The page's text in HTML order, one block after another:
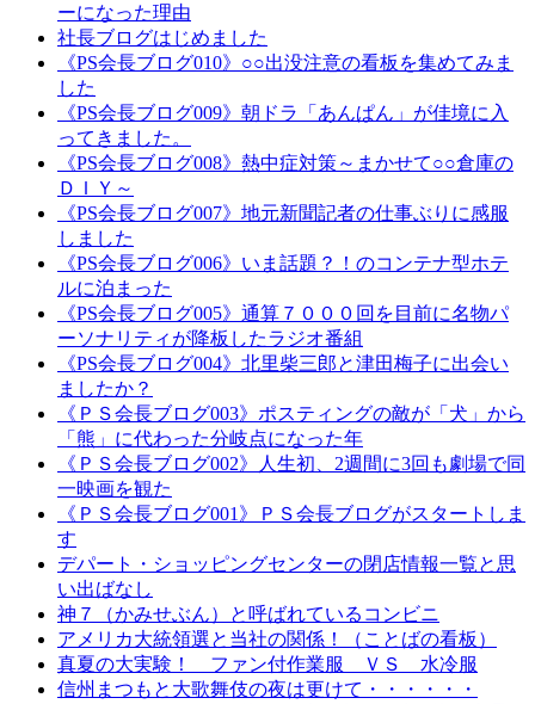
ーになった理由
社長ブログはじめました
《PS会長ブログ010》○○出没注意の看板を集めてみま
した
《PS会長ブログ009》朝ドラ「あんぱん」が佳境に入
ってきました。
《PS会長ブログ008》熱中症対策～まかせて○○倉庫の
ＤＩＹ～
《PS会長ブログ007》地元新聞記者の仕事ぶりに感服
しました
《PS会長ブログ006》いま話題？！のコンテナ型ホテ
ルに泊まった
《PS会長ブログ005》通算７０００回を目前に名物パ
ーソナリティが降板したラジオ番組
《PS会長ブログ004》北里柴三郎と津田梅子に出会い
ましたか？
《ＰＳ会長ブログ003》ポスティングの敵が「犬」から
「熊」に代わった分岐点になった年
《ＰＳ会長ブログ002》人生初、2週間に3回も劇場で同
一映画を観た
《ＰＳ会長ブログ001》ＰＳ会長ブログがスタートしま
す
デパート・ショッピングセンターの閉店情報一覧と思
い出ばなし
神７（かみせぶん）と呼ばれているコンビニ
アメリカ大統領選と当社の関係！（ことばの看板）
真夏の大実験！ ファン付作業服 ＶＳ 水冷服
信州まつもと大歌舞伎の夜は更けて・・・・・・